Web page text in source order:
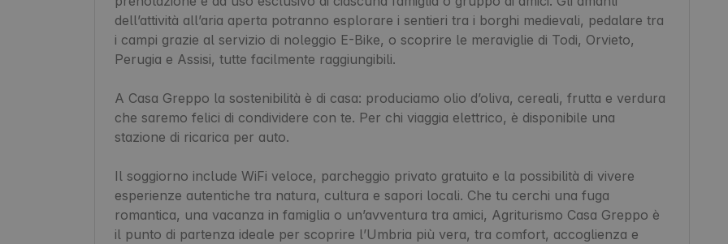
dell’attività all’aria aperta potranno esplorare i sentieri tra i borghi medievali, pedalare tra
i campi grazie al servizio di noleggio E-Bike, o scoprire le meraviglie di Todi, Orvieto,
Perugia e Assisi, tutte facilmente raggiungibili.
A Casa Greppo la sostenibilità è di casa: produciamo olio d’oliva, cereali, frutta e verdura
che saremo felici di condividere con te. Per chi viaggia elettrico, è disponibile una
stazione di ricarica per auto.
Il soggiorno include WiFi veloce, parcheggio privato gratuito e la possibilità di vivere
esperienze autentiche tra natura, cultura e sapori locali. Che tu cerchi una fuga
romantica, una vacanza in famiglia o un’avventura tra amici, Agriturismo Casa Greppo è
il punto di partenza ideale per scoprire l’Umbria più vera, tra comfort, accoglienza e